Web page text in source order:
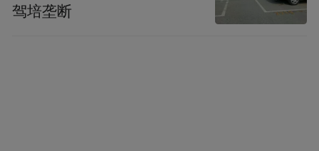
驾培垄断